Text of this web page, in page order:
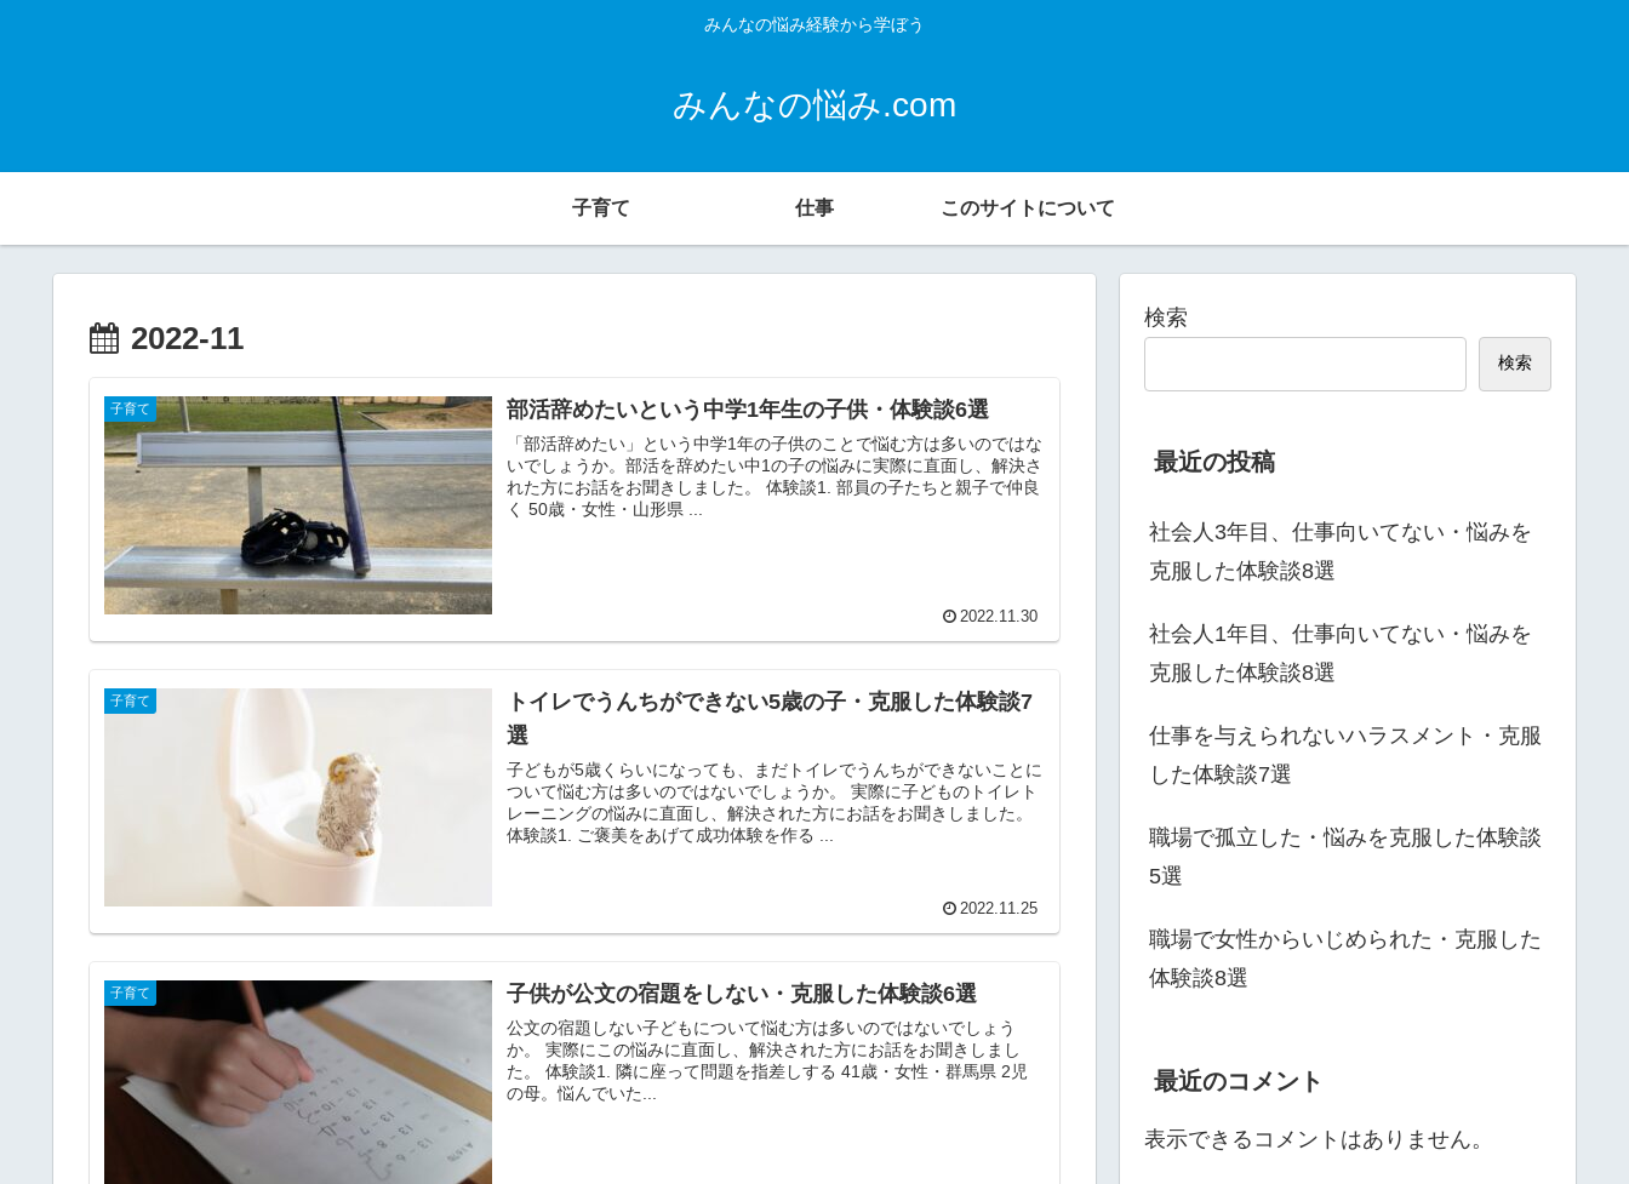
みんなの悩み経験から学ぼう
みんなの悩み.com
子育て 仕事 このサイトについて
2022-11
子育て 部活辞めたいという中学1年生の子供・体験談6選
「部活辞めたい」という中学1年の子供のことで悩む方は多いのではな
いでしょうか。部活を辞めたい中1の子の悩みに実際に直面し、解決さ
れた方にお話をお聞きしました。 体験談1. 部員の子たちと親子で仲良
く 50歳・女性・山形県 ...
2022.11.30
子育て
トイレでうんちができない5歳の子・克服した体験談7
選
子どもが5歳くらいになっても、まだトイレでうんちができないことに
ついて悩む方は多いのではないでしょうか。 実際に子どものトイレト
レーニングの悩みに直面し、解決された方にお話をお聞きしました。
2022.11.25
子育て 子供が公文の宿題をしない・克服した体験談6選
公文の宿題しない子どもについて悩む方は多いのではないでしょう
か。 実際にこの悩みに直面し、解決された方にお話をお聞きしまし
た。 体験談1. 隣に座って問題を指差しする 41歳・女性・群馬県 2児
の母。悩んでいた...
検索
検索
最近の投稿
社会人3年目、仕事向いてない・悩みを
克服した体験談8選
社会人1年目、仕事向いてない・悩みを
克服した体験談8選
仕事を与えられないハラスメント・克服
した体験談7選
職場で孤立した・悩みを克服した体験談
5選
職場で女性からいじめられた・克服した
体験談8選
最近のコメント
表示できるコメントはありません。